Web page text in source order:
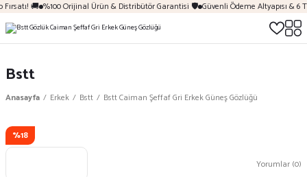
🚚 %100 Orijinal Ürün & Distribütör Garantisi 🛡️ Güvenli Ödeme Altyapısı & 6
Bstt
Anasayfa Erkek Bstt Bstt Caiman Şeffaf Gri Erkek Güneş Gözlüğü
%18
Yorumlar (0)